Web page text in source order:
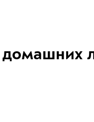
домашних